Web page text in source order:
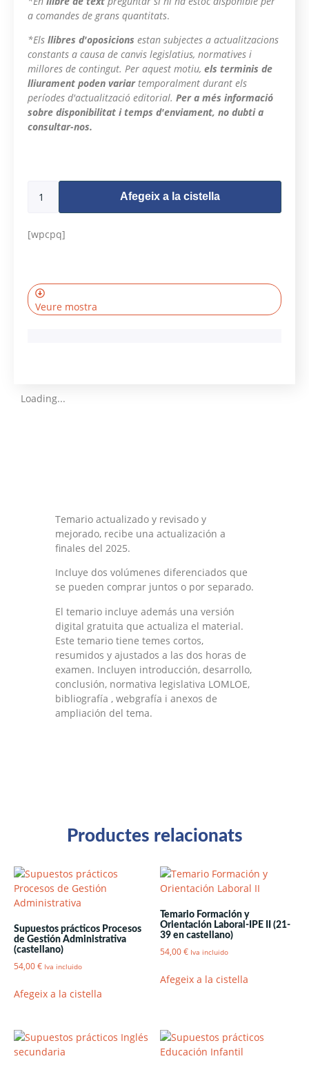
a comandes de grans quantitats.
*Els llibres d'oposicions estan subjectes a actualitzacions
constants a causa de canvis legislatius, normatives i
millores de contingut. Per aquest motiu, els terminis de
lliurament poden variartemporalment durant els
períodes d'actualització editorial. Per a més informació
sobre disponibilitat i temps d'enviament, no dubti a
consultar-nos.
Afegeix a la cistella
[wpcpq]
Veure mostra
Loading...
Temario actualizado y revisado y
mejorado, recibe una actualización a
finales del 2025.
Incluye dos volúmenes diferenciados que
se pueden comprar juntos o por separado.
El temario incluye además una versión
digital gratuita que actualiza el material.
Este temario tiene temes cortos,
resumidos y ajustados a las dos horas de
examen. Incluyen introducción, desarrollo,
conclusión, normativa legislativa LOMLOE,
bibliografía , webgrafía i anexos de
ampliación del tema.
Productes relacionats
Supuestos prácticos Procesos
de Gestión Administrativa
(castellano)
54,00€ Iva incluido
Afegeix a la cistella
Temario Formación y
Orientación Laboral-IPE II (21-
39 en castellano)
54,00€ Iva incluido
Afegeix a la cistella